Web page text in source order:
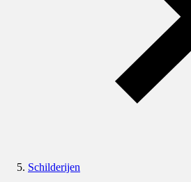
Schilderijen